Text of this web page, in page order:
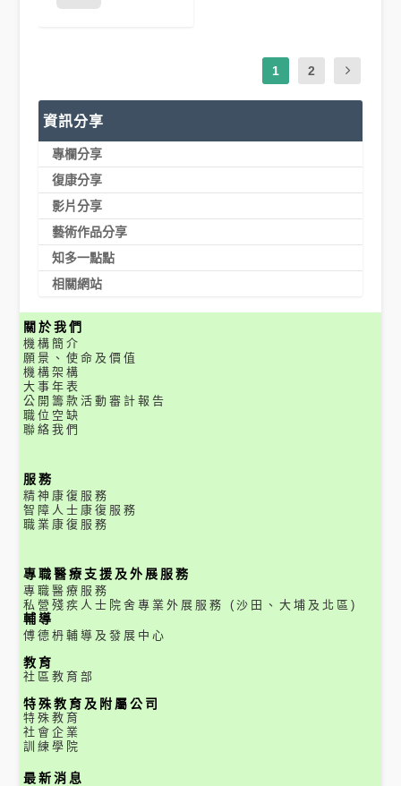
1 2
資訊分享
專欄分享
復康分享
影片分享
藝術作品分享
知多一點點
相關網站
關於我們
機構簡介
願景、使命及價值
機構架構
大事年表
公開籌款活動審計報告
職位空缺
聯絡我們
服務
精神康復服務
智障人士康復服務
職業康復服務
專職醫療支援及外展服務
專職醫療服務
私營殘疾人士院舍專業外展服務 (沙田、大埔及北區)
輔導
傅德枬輔導及發展中心
教育
社區教育部
特殊教育及附屬公司
特殊教育
社會企業
訓練學院
最新消息